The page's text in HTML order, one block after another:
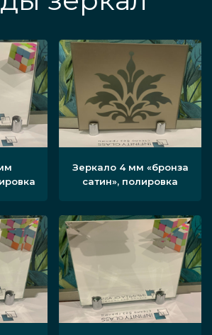
Зеркало 4 мм «бронза
сатин», полировка